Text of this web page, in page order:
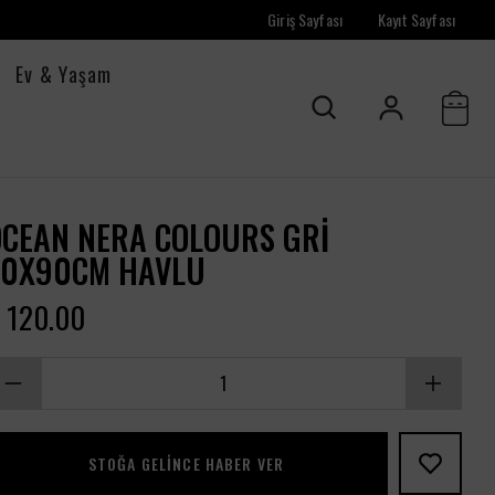
Giriş Sayfası Kayıt Sayfası
Ev & Yaşam
NERA COLOURS GRI
HAVLU
STOĞA GELINCE HABER VER